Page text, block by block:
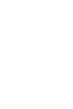
courts de
moderne et